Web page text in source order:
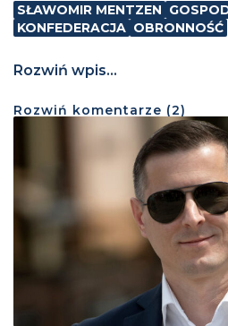
SŁAWOMIR MENTZEN
KONFEDERACJA OBRONNOŚĆ
Rozwiń wpis...
Rozwiń komentarze (2)